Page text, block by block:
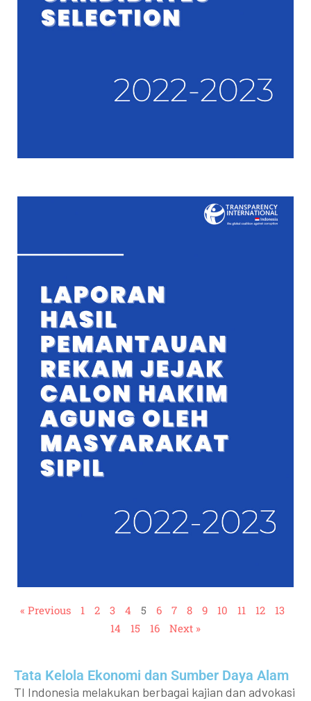
« Previous 1 2 3 4 5 6 7 8 9 10 11 12
13
14
15 16 Next »
Tata Kelola Ekonomi dan Sumber Daya Alam
TI Indonesia melakukan berbagai kajian dan advokasi